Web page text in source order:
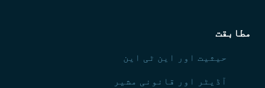
مطابقت
حیثیت اور این ٹی این
آڈیٹر اور قانونی مشیر